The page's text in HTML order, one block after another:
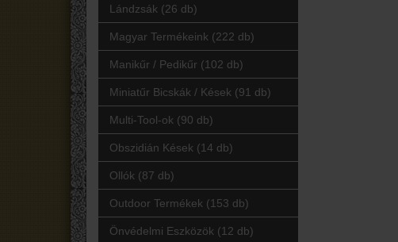
Lándzsák (26 db)
Magyar Termékeink (222 db)
Manikűr / Pedikűr (102 db)
Miniatűr Bicskák / Kések (91 db)
Multi-Tool-ok (90 db)
Obszidián Kések (14 db)
Ollók (87 db)
Outdoor Termékek (153 db)
Önvédelmi Eszközök (12 db)